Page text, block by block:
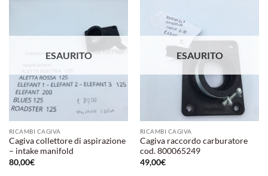
dei
desideri
ESAURITO
RICAMBI CAGIVA
Cagiva collettore di aspirazione
– intake manifold
80,00€
ESAURITO
RICAMBI CAGIVA
Cagiva raccordo carburatore
cod. 800065249
49,00€